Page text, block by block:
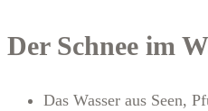
Der Schnee im
Das Wasser aus Seen,